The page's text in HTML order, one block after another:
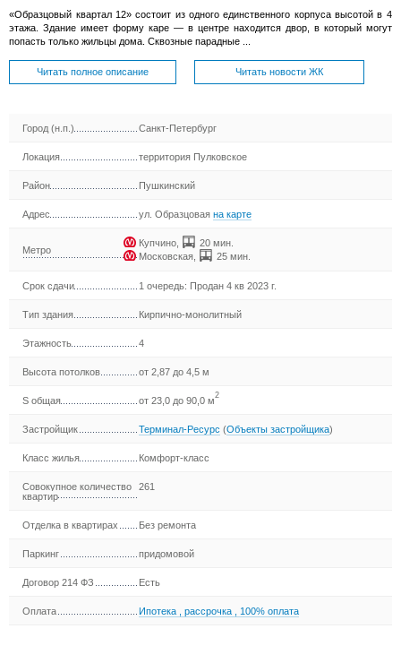
«Образцовый квартал 12» состоит из одного единственного корпуса высотой в 4
этажа. Здание имеет форму каре — в центре находится двор, в который могут
попасть только жильцы дома. Сквозные парадные ...
Читать полное описание Читать новости ЖК
Город (н.п.) Санкт-Петербург
Локация территория Пулковское
Район Пушкинский
Адрес ул. Образцоваяна карте
Метро
Купчино
20 мин.
Московская, 25 мин.
Срок сдачи 1 очередь: Продан 4 кв 2023 г.
Тип здания Кирпично-монолитный
Этажность 4
Высота потолков от 2,87 до 4,5 м
S общая от 23,0 до 90,0 м2
Застройщик Терминал-Ресурс (Объекты застройщика)
Класс жилья Комфорт-класс
Совокупное количество
квартир
261
Отделка в квартирах Без ремонта
Паркинг придомовой
Договор 214 ФЗ Есть
Оплата Ипотека ,рассрочка 100% оплата